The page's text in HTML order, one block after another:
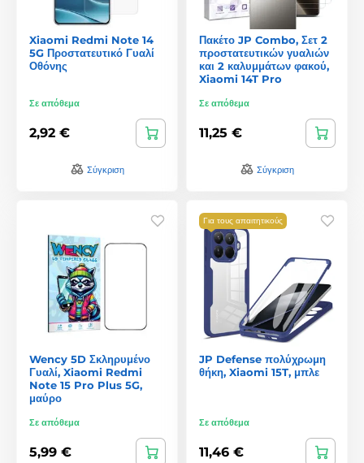
Xiaomi Redmi Note 14
5G Προστατευτικό Γυαλί
Οθόνης
Σε απόθεμα
2,92 €
Σύγκριση
Πακέτο JP Combo, Σετ 2
προστατευτικών γυαλιών
και 2 καλυμμάτων φακού,
Xiaomi 14T Pro
Σε απόθεμα
11,25 €
Σύγκριση
Wency 5D Σκληρυμένο
Γυαλί, Xiaomi Redmi
Note 15 Pro Plus 5G,
μαύρο
Σε απόθεμα
5,99 €
Για τους απαιτητικούς
JP Defense πολύχρωμη
θήκη, Xiaomi 15T, μπλε
Σε απόθεμα
11,46 €